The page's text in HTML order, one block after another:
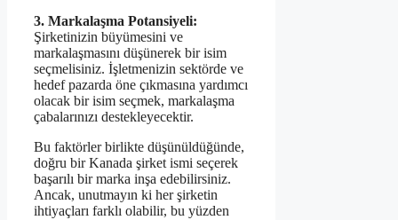
3. Markalaşma Potansiyeli:
Şirketinizin büyümesini ve
markalaşmasını düşünerek bir isim
seçmelisiniz. İşletmenizin sektörde ve
hedef pazarda öne çıkmasına yardımcı
olacak bir isim seçmek, markalaşma
çabalarınızı destekleyecektir.
Bu faktörler birlikte düşünüldüğünde,
doğru bir Kanada şirket ismi seçerek
başarılı bir marka inşa edebilirsiniz.
Ancak, unutmayın ki her şirketin
ihtiyaçları farklı olabilir, bu yüzden